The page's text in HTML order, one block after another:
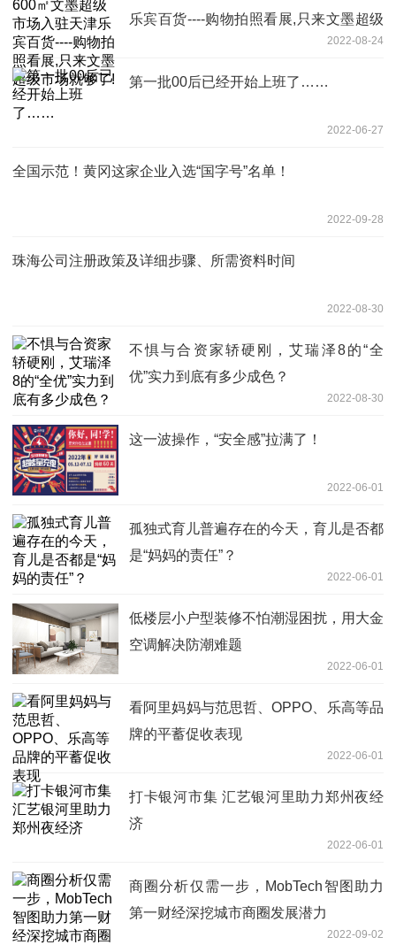
乐宾百货----购物拍照看展,只来文墨超级
2022-08-24
第一批00后已经开始上班了……
2022-06-27
全国示范！黄冈这家企业入选“国字号”名单！
2022-09-28
珠海公司注册政策及详细步骤、所需资料时间
2022-08-30
不惧与合资家轿硬刚，艾瑞泽8的“全
优”实力到底有多少成色？
2022-08-30
这一波操作，“安全感”拉满了！
2022-06-01
孤独式育儿普遍存在的今天，育儿是否都
是“妈妈的责任”？
2022-06-01
低楼层小户型装修不怕潮湿困扰，用大金
空调解决防潮难题
2022-06-01
看阿里妈妈与范思哲、OPPO、乐高等品
牌的平蓄促收表现
2022-06-01
打卡银河市集 汇艺银河里助力郑州夜经
济
2022-06-01
商圈分析仅需一步，MobTech智图助力
第一财经深挖城市商圈发展潜力
2022-09-02